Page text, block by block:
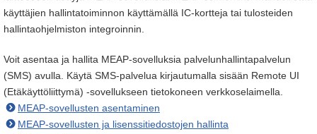
käyttäjien hallintatoiminnon käyttämällä IC-kortteja tai tulosteiden
hallintaohjelmiston integroinnin.
Voit asentaa ja hallita MEAP-sovelluksia palvelunhallintapalvelun
(SMS) avulla. Käytä SMS-palvelua kirjautumalla sisään Remote UI
(Etäkäyttöliittymä) -sovellukseen tietokoneen verkkoselaimella.
MEAP-sovellusten asentaminen
MEAP-sovellusten ja lisenssitiedostojen hallinta